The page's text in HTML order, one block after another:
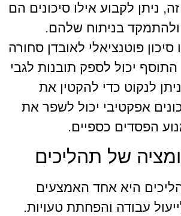
ניתן לקבוע אילו סיכונים הם
בניתוח שלהם.
פוטנציאלי לאובדן סחורה
יכול לספק תובנות לגבי
לנקוט כדי להקטין את
אפקטיבי יכול לשפר את
של תהליכים
היא אחד האמצעים
עבודה והפחתת טעויות.